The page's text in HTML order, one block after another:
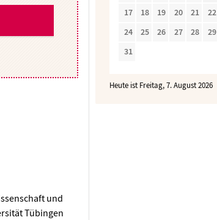
und
Tübingen
17
18 19 20 21 22
24
25 26 27 28 29
31
Heute ist Freitag, 7. August 2026